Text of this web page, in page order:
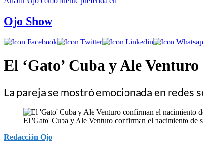
Ojo Show
El ‘Gato’ Cuba y Ale
La pareja se mostró emocionada en
El 'Gato' Cuba y Ale Venturo confirman el nacimiento de
Redacción Ojo